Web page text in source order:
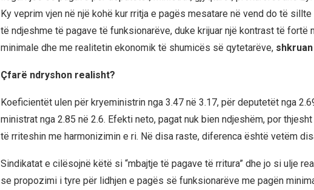
Ky veprim vjen në një kohë kur rritja e pagës mesatare në vend do të
të ndjeshme të pagave të funksionarëve, duke krijuar një kontrast të fortë
minimale dhe me realitetin ekonomik të shumicës së qytetarëve,
Çfarë ndryshon realisht?
Koeficientët ulen për kryeministrin nga 3.47 në 3.17, për deputetët nga
ministrat nga 2.85 në 2.6. Efekti neto, pagat nuk bien ndjeshëm, por
të rriteshin me harmonizimin e ri. Në disa raste, diferenca është vetëm
Sindikatat e cilësojnë këtë si “mbajtje të pagave të rritura” dhe jo si ulje
se propozimi i tyre për lidhjen e pagës së funksionarëve me pagën